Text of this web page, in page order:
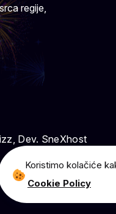
regije,
Dev. SneXhost
Koristimo kolačiće
Cookie Policy